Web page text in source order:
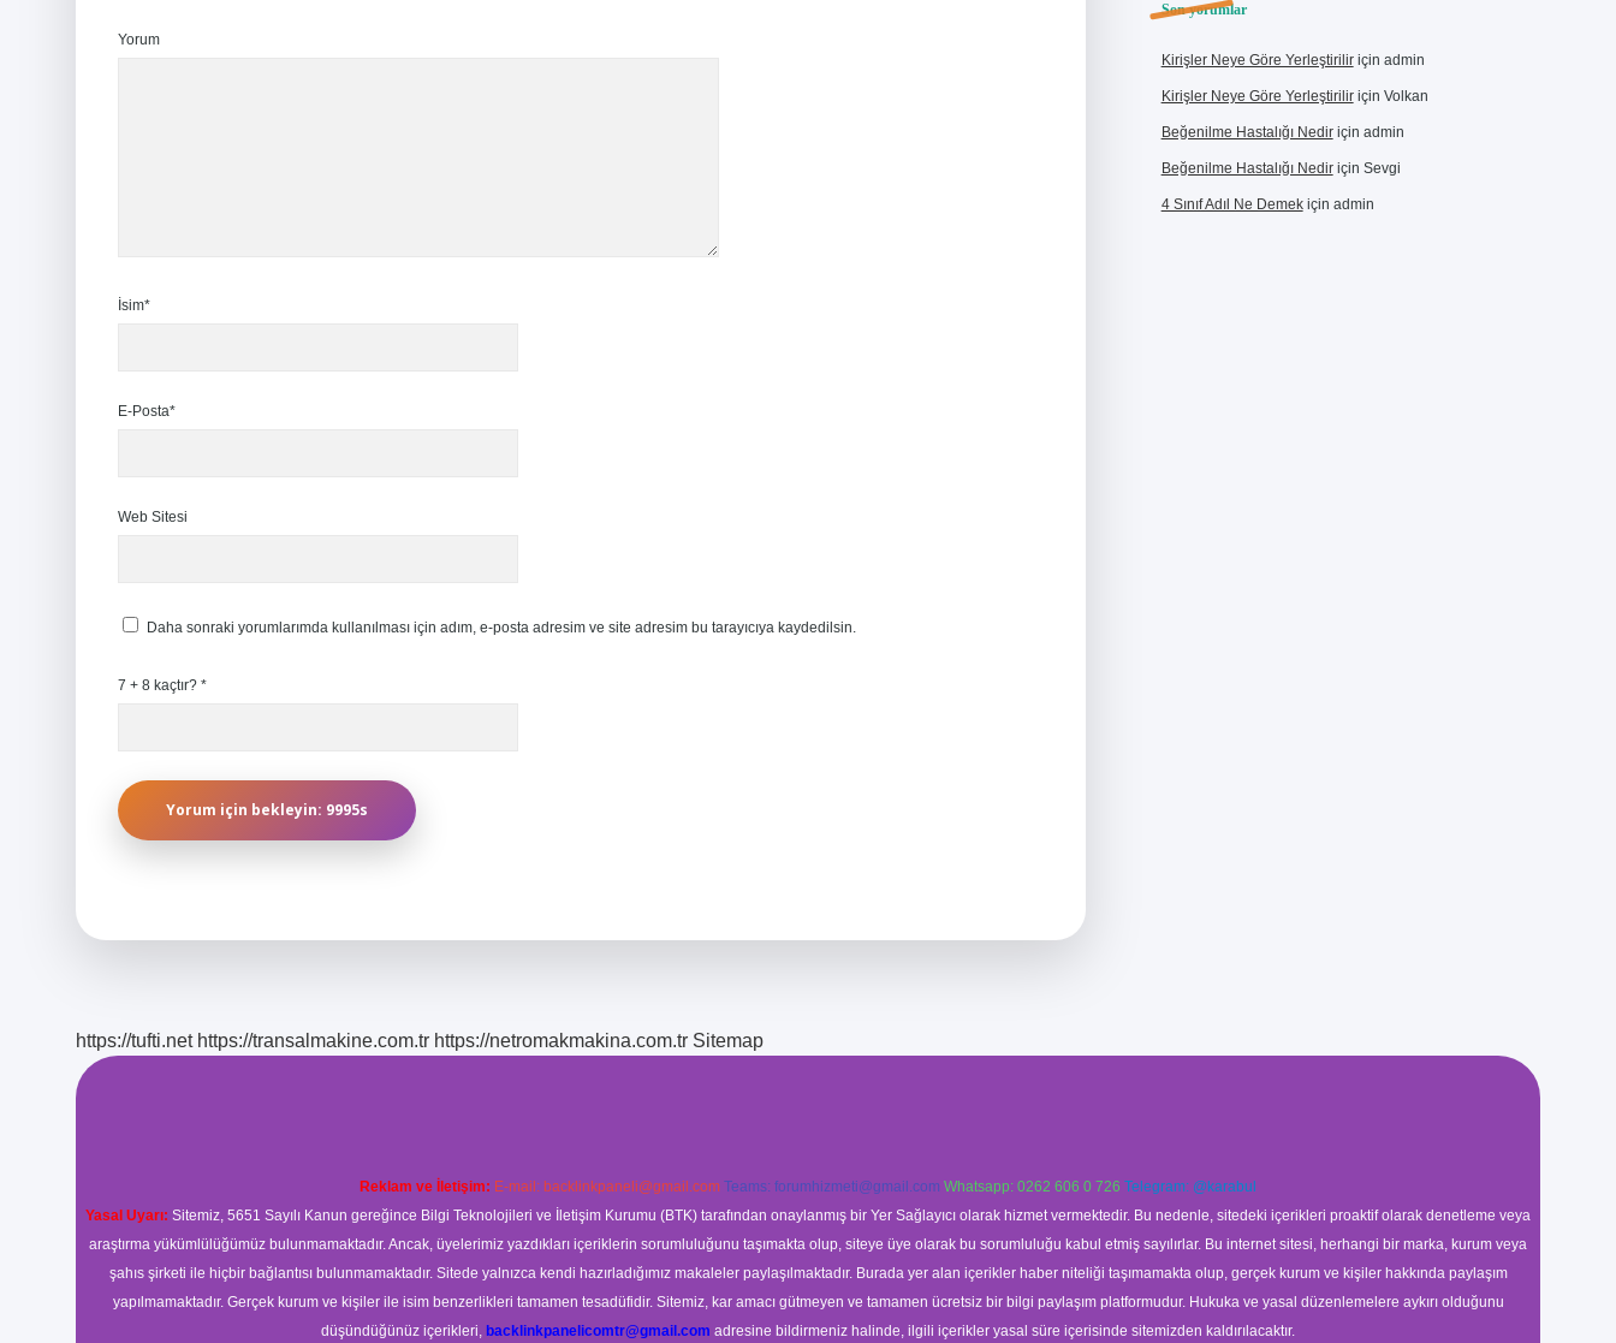
Yorum
İsim*
E-Posta*
Web Sitesi
Daha sonraki yorumlarımda kullanılması için adım, e-posta adresim ve site adresim bu tarayıcıya kaydedilsin.
7 + 8 kaçtır? *
https://tufti.net https://transalmakine.com.tr https://netromakmakina.com.tr Sitemap
Son yorumlar
Kirişler Neye Göre Yerleştiriliriçin admin
Kirişler Neye Göre Yerleştiriliriçin Volkan
Beğenilme Hastalığı Nediriçin admin
Beğenilme Hastalığı Nediriçin Sevgi
4 Sınıf Adıl Ne Demekiçin admin
Reklam ve İletişim: E-mail: backlinkpaneli@gmail.com Teams: forumhizmeti@gmail.com Whatsapp: 0262 606 0 726 Telegram: @karabul
Yasal Uyarı: Sitemiz, 5651 Sayılı Kanun gereğince Bilgi Teknolojileri ve İletişim Kurumu (BTK) tarafından onaylanmış bir Yer Sağlayıcı olarak hizmet vermektedir. Bu nedenle, sitedeki içerikleri proaktif olarak denetleme veya
araştırma yükümlülüğümüz bulunmamaktadır. Ancak, üyelerimiz yazdıkları içeriklerin sorumluluğunu taşımakta olup, siteye üye olarak bu sorumluluğu kabul etmiş sayılırlar. Bu internet sitesi, herhangi bir marka, kurum veya
şahıs şirketi ile hiçbir bağlantısı bulunmamaktadır. Sitede yalnızca kendi hazırladığımız makaleler paylaşılmaktadır. Burada yer alan içerikler haber niteliği taşımamakta olup, gerçek kurum ve kişiler hakkında paylaşım
yapılmamaktadır. Gerçek kurum ve kişiler ile isim benzerlikleri tamamen tesadüfidir. Sitemiz, kar amacı gütmeyen ve tamamen ücretsiz bir bilgi paylaşım platformudur. Hukuka ve yasal düzenlemelere aykırı olduğunu
düşündüğünüz içerikleri, backlinkpanelicomtr@gmail.com adresine bildirmeniz halinde, ilgili içerikler yasal süre içerisinde sitemizden kaldırılacaktır.